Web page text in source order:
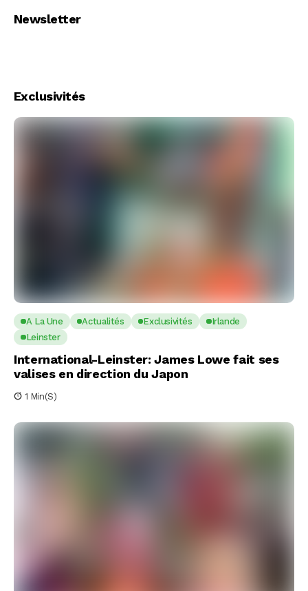
Newsletter
Exclusivités
A La Une Actualités Exclusivités
Irlande
Leinster
International-Leinster: James Lowe fait ses
valises en direction du Japon
1 Min(s)